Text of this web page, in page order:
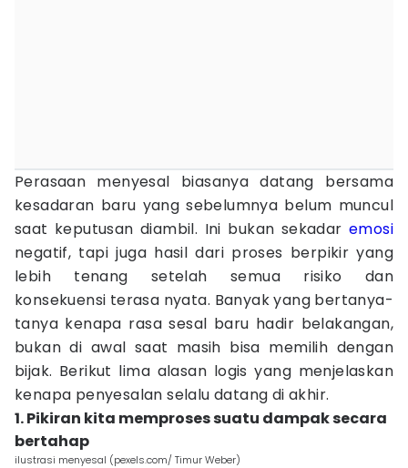
Perasaan menyesal biasanya datang bersama
kesadaran baru yang sebelumnya belum muncul
saat keputusan diambil. Ini bukan sekadar emosi
negatif, tapi juga hasil dari proses berpikir yang
lebih tenang setelah semua risiko dan
konsekuensi terasa nyata. Banyak yang bertanya-
tanya kenapa rasa sesal baru hadir belakangan,
bukan di awal saat masih bisa memilih dengan
bijak. Berikut lima alasan logis yang menjelaskan
kenapa penyesalan selalu datang di akhir.
1. Pikiran kita memproses suatu dampak secara
bertahap
ilustrasi menyesal (pexels.com/ Timur Weber)